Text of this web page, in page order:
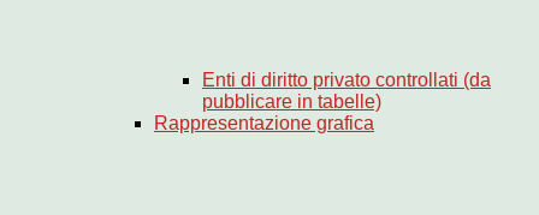
Enti di diritto privato controllati (da
pubblicare in tabelle)
Rappresentazione grafica